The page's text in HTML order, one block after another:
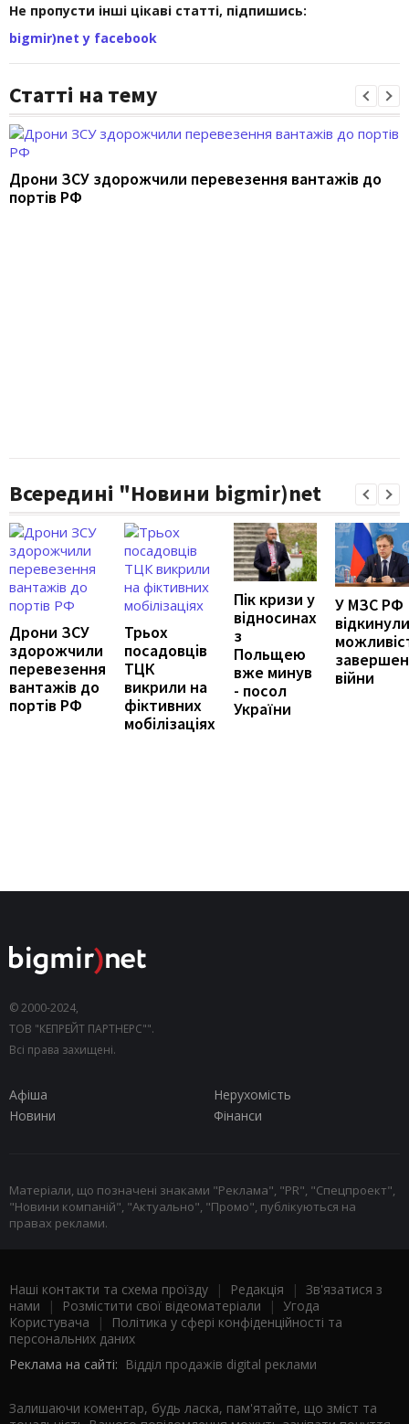
Не пропусти інші цікаві статті, підпишись:
bigmir)net у facebook
Статті на тему
Дрони ЗСУ здорожчили перевезення вантажів до
портів РФ
Всередині "Новини bigmir)net
Дрони ЗСУ
здорожчили
перевезення
вантажів до
портів РФ
Трьох
посадовців
ТЦК
викрили на
фіктивних
мобілізаціях
Пік кризи у
відносинах
з
Польщею
вже минув
- посол
України
У МЗС РФ
відкинули
війни
© 2000-2024,
ТОВ "КЕПРЕЙТ ПАРТНЕРС"".
Всі права захищені.
Афіша
Нерухомість
Новини
Фінанси
Матеріали, що позначені знаками "Реклама", "PR", "Спецпроект",
"Новини компаній", "Актуально", "Промо", публікуються на
правах реклами.
Наші контакти та схема проїзду | Редакція | Зв'язатися з
нами | Розмістити свої відеоматеріали | Угода
Користувача |
Політика у сфері конфіденційності та
персональних даних
Реклама на сайті: Відділ продажів digital реклами
Залишаючи коментар, будь ласка, пам'ятайте, що зміст та